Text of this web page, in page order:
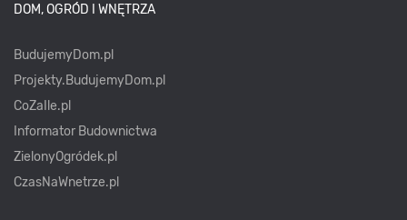
DOM, OGRÓD I WNĘTRZA
BudujemyDom.pl
Projekty.BudujemyDom.pl
CoZaIle.pl
Informator Budownictwa
ZielonyOgródek.pl
CzasNaWnetrze.pl